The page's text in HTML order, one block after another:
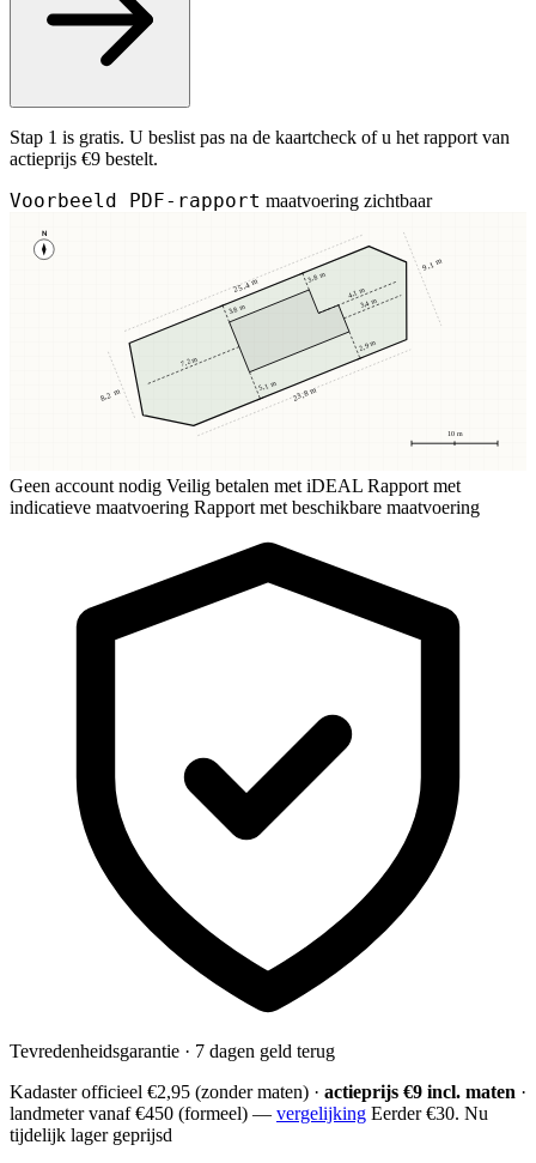
Stap 1 is gratis. U beslist pas na de kaartcheck of u het rapport van
actieprijs €9 bestelt.
Voorbeeld PDF-rapport maatvoering zichtbaar
N
10 m
3,8 m
3,8 m
5,1 m
2,9 m
7,2 m
3,4 m
4,1 m
25,4 m
23,8 m
8,2 m
9,1 m
Geen account nodig Veilig betalen met iDEAL Rapport met
indicatieve maatvoering Rapport met beschikbare maatvoering
Tevredenheidsgarantie · 7 dagen geld terug
Kadaster officieel €2,95 (zonder maten) · actieprijs €9 incl. maten ·
landmetervanaf €450 (formeel) — vergelijking Eerder €30. Nu
tijdelijk lager geprijsd